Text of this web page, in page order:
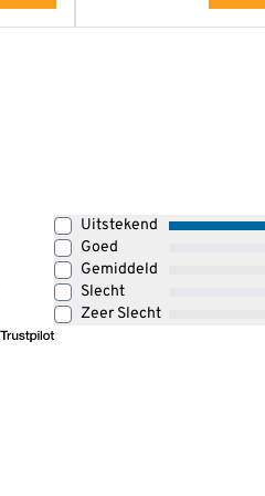
Uitstekend
Goed
Gemiddeld
Slecht
Zeer Slecht